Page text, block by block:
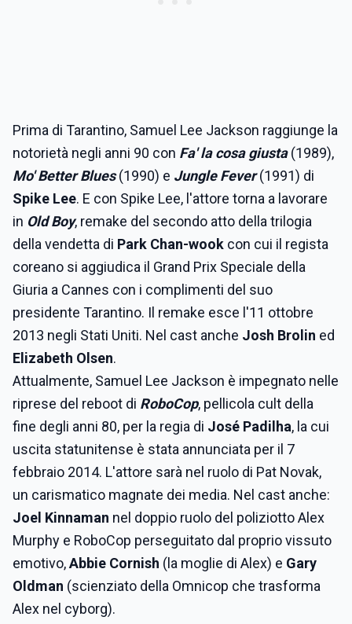
Prima di Tarantino, Samuel Lee Jackson raggiunge la
notorietà negli anni 90 con Fa' la cosa giusta(1989),
Mo' Better Blues(1990) e Jungle Fever(1991) di
Spike Lee. E con Spike Lee, l'attore torna a lavorare
in Old Boy, remake del secondo atto della trilogia
della vendetta di Park Chan-wook con cui il regista
coreano si aggiudica il Grand Prix Speciale della
Giuria a Cannes con i complimenti del suo
presidente Tarantino. Il remake esce l'11 ottobre
2013 negli Stati Uniti. Nel cast anche Josh Brolin ed
Elizabeth Olsen.
Attualmente, Samuel Lee Jackson è impegnato nelle
riprese del reboot di RoboCop, pellicola cult della
fine degli anni 80, per la regia di José Padilha, la cui
uscita statunitense è stata annunciata per il 7
febbraio 2014. L'attore sarà nel ruolo di Pat Novak,
un carismatico magnate dei media. Nel cast anche:
Joel Kinnaman nel doppio ruolo del poliziotto Alex
Murphy e RoboCop perseguitato dal proprio vissuto
emotivo,Abbie Cornish (la moglie di Alex) e Gary
Oldman (scienziato della Omnicop che trasforma
Alex nel cyborg).